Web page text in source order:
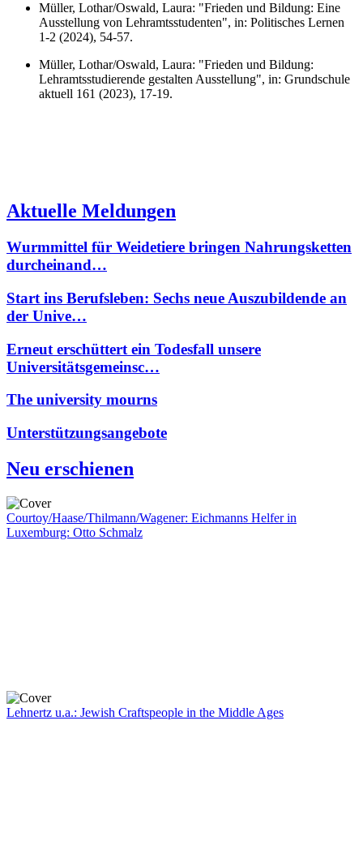
Müller, Lothar/Oswald, Laura: "Frieden und Bildung: Eine
Ausstellung von Lehramtsstudenten", in: Politisches Lernen
1-2 (2024), 54-57.
Müller, Lothar/Oswald, Laura: "Frieden und Bildung:
Lehramtsstudierende gestalten Ausstellung", in: Grundschule
aktuell 161 (2023), 17-19.
Aktuelle Meldungen
Wurmmittel für Weidetiere bringen Nahrungsketten
durcheinand…
Start ins Berufsleben: Sechs neue Auszubildende an
der Unive…
Erneut erschüttert ein Todesfall unsere
Universitätsgemeinsc…
The university mourns
Unterstützungsangebote
Neu erschienen
Courtoy/Haase/Thilmann/Wagener: Eichmanns Helfer in
Luxemburg: Otto Schmalz
Lehnertz u.a.: Jewish Craftspeople in the Middle Ages